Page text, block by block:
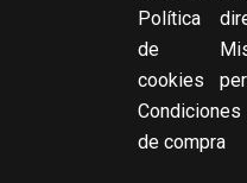
Política
de
cookies
Condiciones
de compra